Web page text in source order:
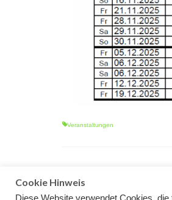
Veranstaltungen
Cookie Hinweis